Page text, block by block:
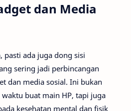
dan Media
pasti ada juga dong sisi
sering jadi perbincangan
dan media sosial. Ini bukan
buat main HP, tapi juga
kesehatan mental dan fisik